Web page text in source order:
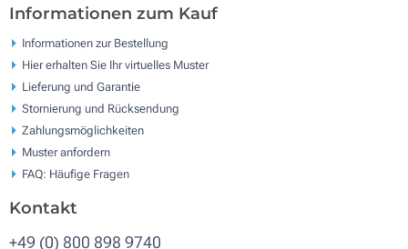
Informationen zum Kauf
Informationen zur Bestellung
Hier erhalten Sie Ihr virtuelles Muster
Lieferung und Garantie
Stornierung und Rücksendung
Zahlungsmöglichkeiten
Muster anfordern
FAQ: Häufige Fragen
Kontakt
+49 (0) 800 898 9740